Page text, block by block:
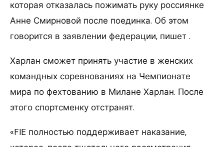
которая отказалась пожимать руку россиянке
Анне Смирновой после поединка. Об этом
говорится в заявлении федерации, пишет .
Харлан сможет принять участие в женских
командных соревнованиях на Чемпионате
мира по фехтованию в Милане Харлан. После
этого спортсменку отстранят.
«FIE полностью поддерживает наказание,